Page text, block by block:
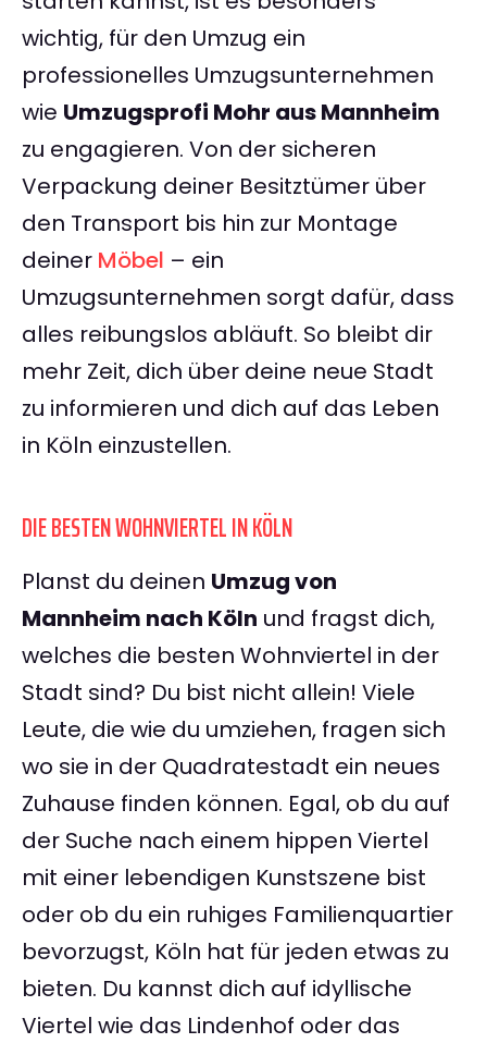
wichtig, für den Umzug ein
professionelles Umzugsunternehmen
wie Umzugsprofi Mohr aus Mannheim
zu engagieren. Von der sicheren
Verpackung deiner Besitztümer über
den Transport bis hin zur Montage
deiner Möbel – ein
Umzugsunternehmen sorgt dafür, dass
alles reibungslos abläuft. So bleibt dir
mehr Zeit, dich über deine neue Stadt
zu informieren und dich auf das Leben
in Köln einzustellen.
DIE BESTEN WOHNVIERTEL IN KÖLN
Planst du deinen Umzug von
Mannheim nach Köln und fragst dich,
welches die besten Wohnviertel in der
Stadt sind? Du bist nicht allein! Viele
Leute, die wie du umziehen, fragen sich
wo sie in der Quadratestadt ein neues
Zuhause finden können. Egal, ob du auf
der Suche nach einem hippen Viertel
mit einer lebendigen Kunstszene bist
oder ob du ein ruhiges Familienquartier
bevorzugst, Köln hat für jeden etwas zu
bieten. Du kannst dich auf idyllische
Viertel wie das Lindenhof oder das